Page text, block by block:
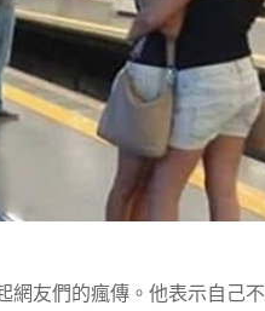
友們的瘋傳。他表示自己